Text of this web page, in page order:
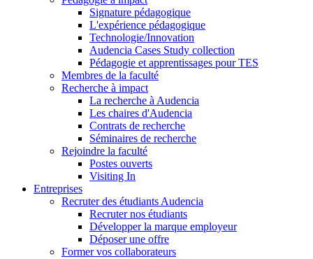
Signature pédagogique
L'expérience pédagogique
Technologie/Innovation
Audencia Cases Study collection
Pédagogie et apprentissages pour TES
Membres de la faculté
Recherche à impact
La recherche à Audencia
Les chaires d'Audencia
Contrats de recherche
Séminaires de recherche
Rejoindre la faculté
Postes ouverts
Visiting In
Entreprises
Recruter des étudiants Audencia
Recruter nos étudiants
Développer la marque employeur
Déposer une offre
Former vos collaborateurs